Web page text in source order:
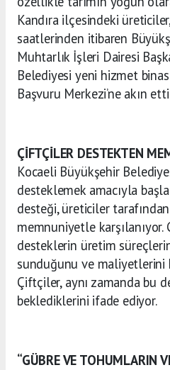
Kandıra ilçesindeki
saatlerinden itibaren
Muhtarlık İşleri Dairesi
Belediyesi yeni hizmet
Başvuru Merkezi’ne akın
ÇİFTÇİLER DESTEKTEN
Kocaeli Büyükşehir
desteklemek amacıyla
desteği, üreticiler
memnuniyetle
desteklerin üretim
sunduğunu ve
Çiftçiler, aynı zamanda bu
beklediklerini ifade ediyor.
“GÜBRE VE TOHUMLARIN